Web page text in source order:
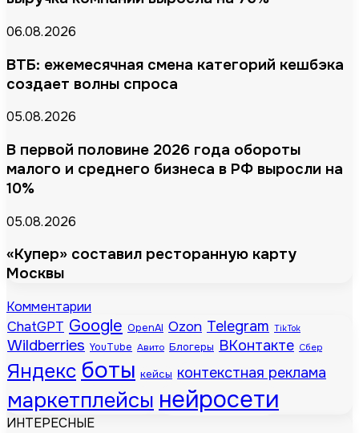
06.08.2026
ВТБ: ежемесячная смена категорий кешбэка
создает волны спроса
05.08.2026
В первой половине 2026 года обороты
малого и среднего бизнеса в РФ выросли на
10%
05.08.2026
«Купер» составил ресторанную карту
Москвы
Комментарии
ChatGPT Google OpenAI Ozon Telegram TikTok
Wildberries YouTube Авито Блогеры ВКонтакте Сбер
Яндекс боты кейсы контекстная реклама
маркетплейсы нейросети
ИНТЕРЕСНЫЕ